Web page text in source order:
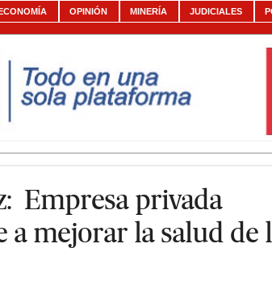
OPINIÓN MINERÍA JUDICIALES
Empresa privada
a mejorar la salud de